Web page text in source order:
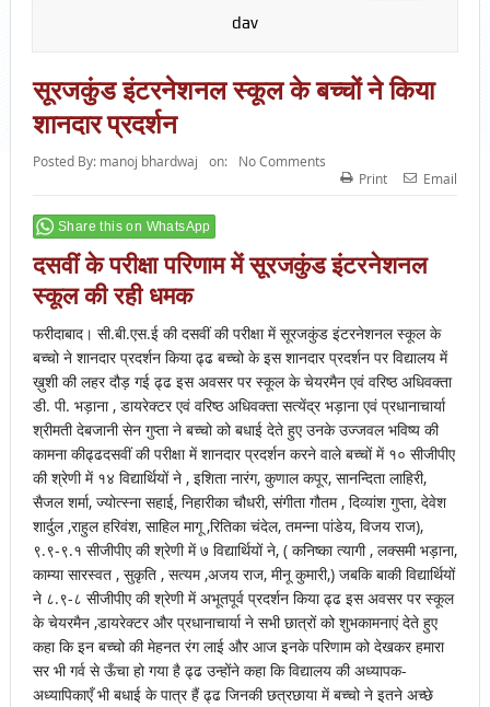
dav
सूरजकुंड इंटरनेशनल स्कूल के बच्चों ने किया
शानदार प्रदर्शन
Posted By: manoj bhardwaj on:
No Comments
Print
Email
Share this on WhatsApp
दसवीं के परीक्षा परिणाम में सूरजकुंड इंटरनेशनल
स्कूल की रही धमक
फरीदाबाद। सी.बी.एस.ई की दसवीं की परीक्षा में सूरजकुंड इंटरनेशनल स्कूल के
बच्चो ने शानदार प्रदर्शन किया ढ्ढ बच्चो के इस शानदार प्रदर्शन पर विद्यालय में
ख़ुशी की लहर दौड़ गई ढ्ढ इस अवसर पर स्कूल के चेयरमैन एवं वरिष्ठ अधिवक्ता
डी. पी. भड़ाना , डायरेक्टर एवं वरिष्ठ अधिवक्ता सत्येंद्र भड़ाना एवं प्रधानाचार्या
श्रीमती देबजानी सेन गुप्ता ने बच्चो को बधाई देते हुए उनके उज्जवल भविष्य की
कामना कीढ्ढदसवीं की परीक्षा में शानदार प्रदर्शन करने वाले बच्चों में १० सीजीपीए
की श्रेणी में १४ विद्यार्थियों ने , इशिता नारंग, कुणाल कपूर, सानन्दिता लाहिरी,
सैजल शर्मा, ज्योत्स्ना सहाई, निहारीका चौधरी, संगीता गौतम , दिव्यांश गुप्ता, देवेश
शार्दुल ,राहुल हरिवंश, साहिल मागू ,रितिका चंदेल, तमन्ना पांडेय, विजय राज),
९.९-९.१ सीजीपीए की श्रेणी में ७ विद्यार्थियों ने, ( कनिष्का त्यागी , लक्समी भड़ाना,
काम्या सारस्वत , सुकृति , सत्यम ,अजय राज, मीनू कुमारी,) जबकि बाकी विद्यार्थियों
ने ८.९-८ सीजीपीए की श्रेणी में अभूतपूर्व प्रदर्शन किया ढ्ढ इस अवसर पर स्कूल
के चेयरमैन ,डायरेक्टर और प्रधानाचार्या ने सभी छात्रों को शुभकामनाएं देते हुए
कहा कि इन बच्चो की मेहनत रंग लाई और आज इनके परिणाम को देखकर हमारा
सर भी गर्व से ऊँचा हो गया है ढ्ढ उन्होंने कहा कि विद्यालय की अध्यापक-
अध्यापिकाएँ भी बधाई के पात्र हैं ढ्ढ जिनकी छत्रछाया में बच्चो ने इतने अच्छे